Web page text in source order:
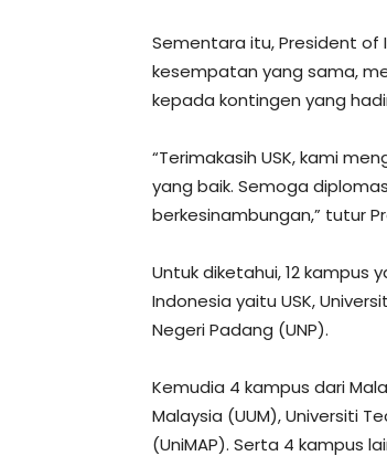
Sementara itu, President of
kesempatan yang sama,
kepada kontingen yang
“Terimakasih USK, kami
yang baik. Semoga
berkesinambungan,” tutur
Untuk diketahui, 12 kampus
Indonesia yaitu USK,
Negeri Padang (UNP).
Kemudia 4 kampus dari
Malaysia (UUM), Universiti
(UniMAP). Serta 4 kampus